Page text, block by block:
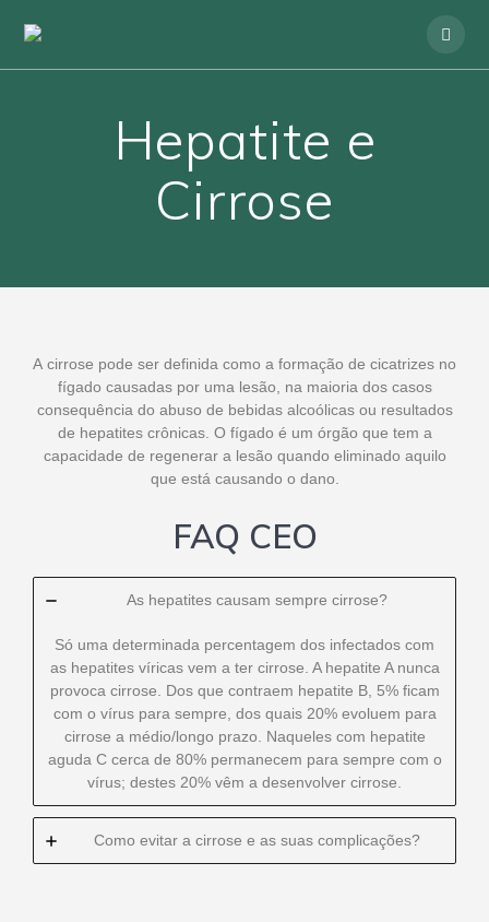
Hepatite e
Cirrose
A cirrose pode ser definida como a formação de cicatrizes no
fígado causadas por uma lesão, na maioria dos casos
consequência do abuso de bebidas alcoólicas ou resultados
de hepatites crônicas. O fígado é um órgão que tem a
capacidade de regenerar a lesão quando eliminado aquilo
que está causando o dano.
FAQ CEO
As hepatites causam sempre cirrose?
Só uma determinada percentagem dos infectados com
as hepatites víricas vem a ter cirrose. A hepatite A nunca
provoca cirrose. Dos que contraem hepatite B, 5% ficam
com o vírus para sempre, dos quais 20% evoluem para
cirrose a médio/longo prazo. Naqueles com hepatite
aguda C cerca de 80% permanecem para sempre com o
vírus; destes 20% vêm a desenvolver cirrose.
Como evitar a cirrose e as suas complicações?